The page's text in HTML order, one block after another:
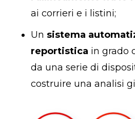
ai corrieri e i listini;
Un sistema
reportistica in grado
da una serie di
costruire una analisi